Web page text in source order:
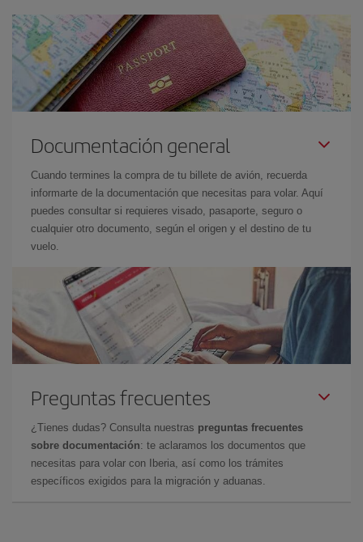
Documentación general
Cuando termines la compra de tu billete de avión, recuerda
informarte de la documentación que necesitas para volar. Aquí
puedes consultar si requieres visado, pasaporte, seguro o
cualquier otro documento, según el origen y el destino de tu
vuelo.
Preguntas frecuentes
¿Tienes dudas? Consulta nuestras preguntas frecuentes
sobre documentación: te aclaramos los documentos que
necesitas para volar con Iberia, así como los trámites
específicos exigidos para la migración y aduanas.